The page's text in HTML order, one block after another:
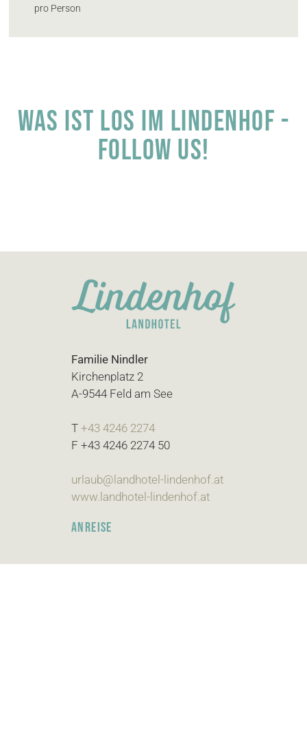
pro Person
Was ist los im Lindenhof -
Follow us!
Familie Nindler
Kirchenplatz 2
A-9544 Feld am See
T +43 4246 2274
F +43 4246 2274 50
urlaub@landhotel-lindenhof.at
www.landhotel-lindenhof.at
ANREISE